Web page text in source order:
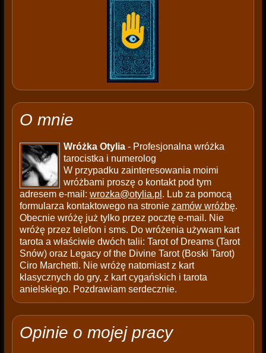
O mnie
Wróżka Otylia- Profesjonalna wróżka
tarocistka i numerolog
W przypadku zainteresowania moimi
wróżbami proszę o kontakt pod tym
adresem e-mail: wrozka@otylia.pl . Lub za pomocą
formularza kontaktowego na stronie zamów wróżbę.
Obecnie wróżę już tylko przez pocztę e-mail. Nie
wróżę przez telefon i sms. Do wróżenia używam kart
tarota a właściwie dwóch talii: Tarot of Dreams (Tarot
Snów) oraz Legacy of the Divine Tarot (Boski Tarot)
Ciro Marchetti. Nie wróżę natomiast z kart
klasycznych do gry, z kart cygańskich i tarota
anielskiego. Pozdrawiam serdecznie.
Opinie o mojej pracy